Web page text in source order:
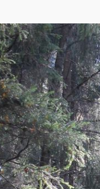
на картах Google ,
реки Сучок с бобровыми
и лишайников(25)